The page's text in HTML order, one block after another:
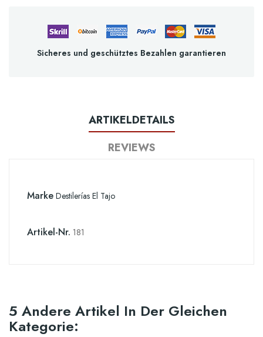
Sicheres und geschütztes Bezahlen garantieren
ARTIKELDETAILS
REVIEWS
Marke Destilerías El Tajo
Artikel-Nr. 181
5 Andere Artikel In Der Gleichen
Kategorie: